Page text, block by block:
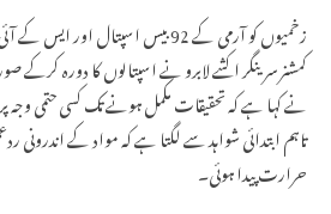
زخمیوں کو آرمی کے 92 بیس اسپتال اور ایس
کمشنر سرینگر اکشے لابرو نے اسپتالوں کا دورہ کرکے
نے کہا ہے کہ تحقیقات مکمل ہونے تک کسی حتمی وجہ
تاہم ابتدائی شواہد سے لگتا ہے کہ مواد کے اندرونی
حرارت پیدا ہوئی۔